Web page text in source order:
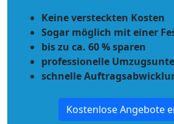
Keine versteckten Kosten
Sogar möglich mit einer
bis zu ca. 60 % sparen
professionelle
schnelle
Kostenlose Angebote